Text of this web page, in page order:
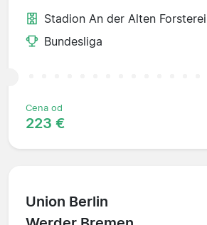
Stadion An der Alten Forsterei
Bundesliga
Cena od
223 €
Union Berlin